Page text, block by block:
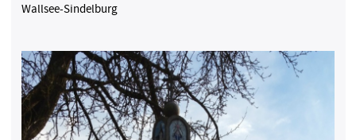
Wallsee-Sindelburg